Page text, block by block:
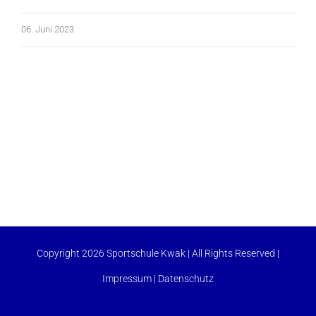
06. Juni 2023
Copyright 2026 Sportschule Kwak | All Rights Reserved |
Impressum | Datenschutz